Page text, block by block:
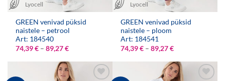
Lyocell
GREEN venivad püksid
naistele – petrool
Art: 184540
74,39€ – 89,27€Hinnavahemik:
kuni
89,27 €
Lyocell
GREEN venivad püksid
naistele – ploom
Art: 184541
74,39€ – 89,27€Hinnavahemik:
kuni
89,27 €